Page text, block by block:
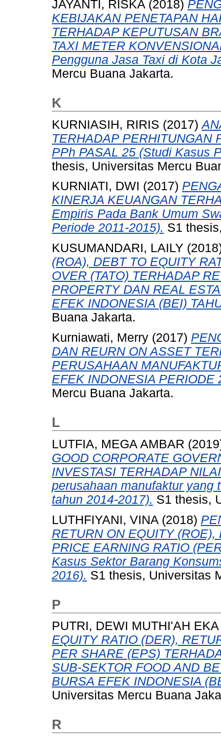
JAYANTI, RISKA (2018)
KEBIJAKAN PENETAPAN
TERHADAP KEPUTUSAN
TAXI METER
Pengguna Jasa Taxi di Kota
Mercu Buana Jakarta.
K
KURNIASIH, RIRIS (2017)
TERHADAP PERHITUNGAN
PPh PASAL 25 (Studi Kasus
thesis, Universitas Mercu
KURNIATI, DWI (2017)
KINERJA KEUANGAN
Empiris Pada Bank Umum
Periode 2011-2015). S1
KUSUMANDARI, LAILY
(ROA), DEBT TO EQUITY
OVER (TATO) TERHADAP
PROPERTY DAN REAL
EFEK INDONESIA (BEI)
Buana Jakarta.
Kurniawati, Merry (2017)
DAN REURN ON ASSET
PERUSAHAAN
EFEK INDONESIA PERIODE
Mercu Buana Jakarta.
L
LUTFIA, MEGA AMBAR
GOOD CORPORATE
INVESTASI TERHADAP
perusahaan manufaktur yang
tahun 2014-2017). S1 thesis,
LUTHFIYANI, VINA (2018)
RETURN ON EQUITY
PRICE EARNING RATIO
Kasus Sektor Barang
2016). S1 thesis, Universitas
P
PUTRI, DEWI MUTHI'AH EKA
EQUITY RATIO (DER),
PER SHARE (EPS)
SUB-SEKTOR FOOD AND
BURSA EFEK INDONESIA
Universitas Mercu Buana
R